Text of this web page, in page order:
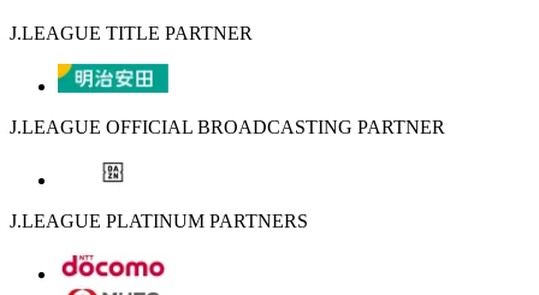
J.LEAGUE TITLE PARTNER
J.LEAGUE OFFICIAL BROADCASTING PARTNER
J.LEAGUE PLATINUM PARTNERS